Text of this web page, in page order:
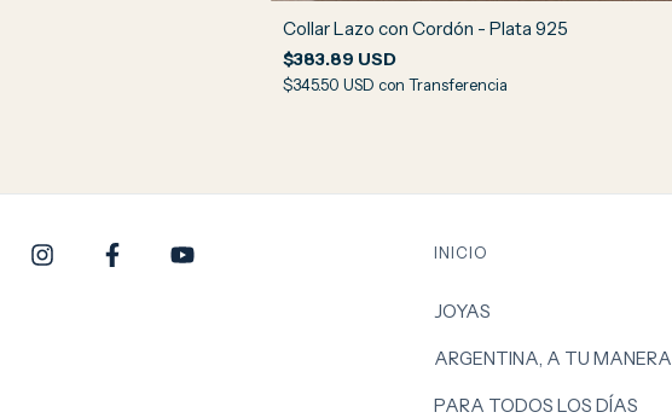
Collar Lazo con Cordón - Plata 925
$383.89 USD
$345.50 USD con Transferencia
INICIO
JOYAS
ARGENTINA, A TU MANERA
PARA TODOS LOS DÍAS